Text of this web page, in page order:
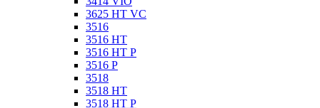
3625 HT VC
3516
3516 HT
3516 HT P
3516 P
3518
3518 HT
3518 HT P